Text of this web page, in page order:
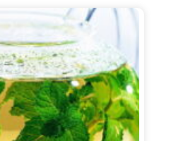
tarkibi: efir moyi (60%
kislotalar (sirka,
, butirik); terpen